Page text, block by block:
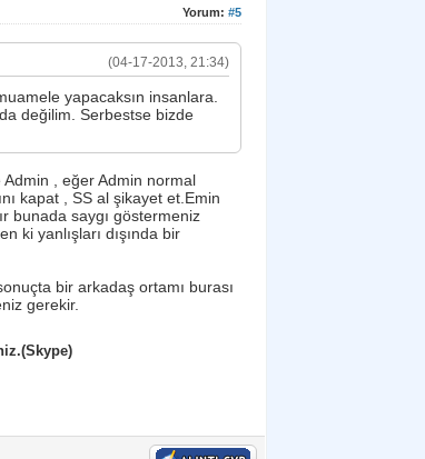
Yorum: #5
(04-17-2013, 21:34)
yapacaksın insanlara.
değilim. Serbestse bizde
, eğer Admin normal
kapat , SS al şikayet et.Emin
bunada saygı göstermeniz
ki yanlışları dışında bir
bir arkadaş ortamı burası
gerekir.